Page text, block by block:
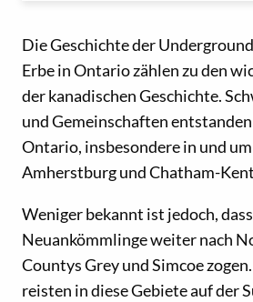
Die Geschichte der
Erbe in Ontario zählen zu den
der kanadischen Geschichte.
und Gemeinschaften
Ontario, insbesondere in und
Amherstburg und Chatham-
Weniger bekannt ist jedoch,
Neuankömmlinge weiter nach
Countys Grey und Simcoe
reisten in diese Gebiete auf der